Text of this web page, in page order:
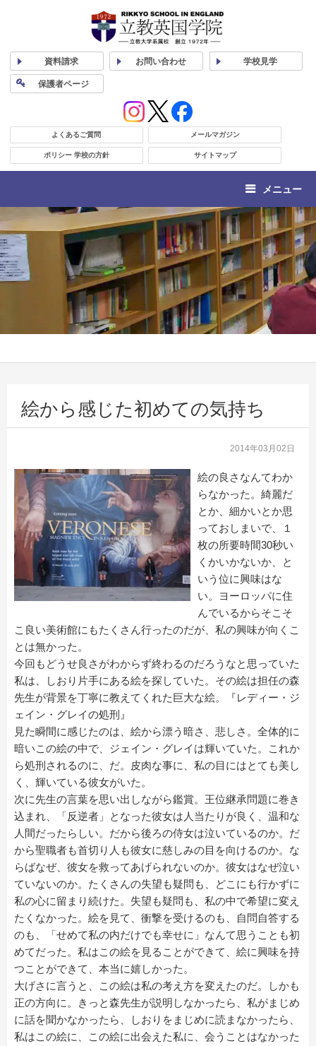
資料請求 お問い合わせ 学校見学
保護者ページ
よくあるご質問 メールマガジン
ポリシー 学校の方針 サイトマップ
メニュー
絵から感じた初めての気持ち
2014年03月02日
絵の良さなんてわか
らなかった。綺麗だ
とか、細かいとか思
っておしまいで、１
枚の所要時間30秒い
くかいかないか、と
いう位に興味はな
い。ヨーロッパに住
んでいるからそこそ
こ良い美術館にもたくさん行ったのだが、私の興味が向くこ
とは無かった。
今回もどうせ良さがわからず終わるのだろうなと思っていた
私は、しおり片手にある絵を探していた。その絵は担任の森
先生が背景を丁寧に教えてくれた巨大な絵。『レディー・ジ
ェイン・グレイの処刑』
見た瞬間に感じたのは、絵から漂う暗さ、悲しさ。全体的に
暗いこの絵の中で、ジェイン・グレイは輝いていた。これか
ら処刑されるのに、だ。皮肉な事に、私の目にはとても美し
く、輝いている彼女がいた。
次に先生の言葉を思い出しながら鑑賞。王位継承問題に巻き
込まれ、「反逆者」となった彼女は人当たりが良く、温和な
人間だったらしい。だから後ろの侍女は泣いているのか。だ
から聖職者も首切り人も彼女に慈しみの目を向けるのか。な
らばなぜ、彼女を救ってあげられないのか。彼女はなぜ泣い
ていないのか。たくさんの失望も疑問も、どこにも行かずに
私の心に留まり続けた。失望も疑問も、私の中で希望に変え
たくなかった。絵を見て、衝撃を受けるのも、自問自答する
のも、「せめて私の内だけでも幸せに」なんて思うことも初
めてだった。私はこの絵を見ることができて、絵に興味を持
つことができて、本当に嬉しかった。
大げさに言うと、この絵は私の考え方を変えたのだ。しかも
正の方向に。きっと森先生が説明しなかったら、私がまじめ
に話を聞かなかったら、しおりをまじめに読まなかったら、
私はこの絵に、この絵に出会えた私に、会うことはなかった